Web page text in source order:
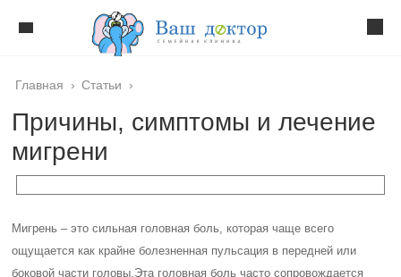
Главная › Статьи ›
Причины, симптомы и лечение
мигрени
Мигрень – это сильная головная боль, которая чаще всего
ощущается как крайне болезненная пульсация в передней или
боковой части головы.Эта головная боль часто сопровождается